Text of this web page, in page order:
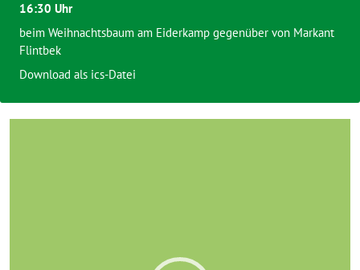
16:30 Uhr
beim Weihnachtsbaum am Eiderkamp gegenüber von Markant
Flintbek
Download als ics-Datei